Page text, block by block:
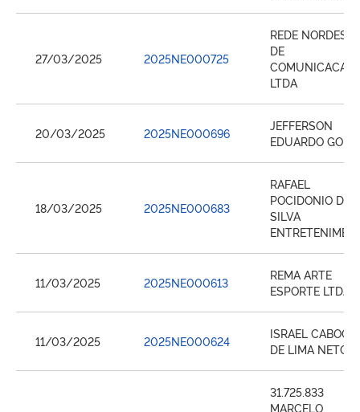
27/03/2025 2025NE000725
REDE NORDESTE
DE
COMUNICACAO
LTDA
20/03/2025 2025NE000696
JEFFERSON
EDUARDO
18/03/2025 2025NE000683
RAFAEL
POCIDONIO DA
SILVA
11/03/2025 2025NE000613
REMA ARTE
ESPORTE LTDA
11/03/2025 2025NE000624
ISRAEL
DE LIMA NETO
31.725.833
MARCELO